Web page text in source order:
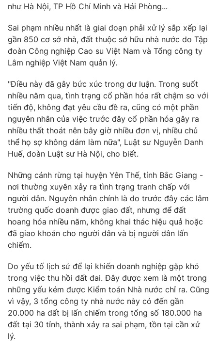
Video Shorts video
VTV Sức khoẻ Bất động sản
Thị trường 24h Tấm lòng Việt
VTV4 Vươn mình bằng AI
VTV9 VTV8
Liên hệ tòa soạn English
THỜI BÁO VTV
Theo dõi báo trên
Cơ quan chủ quản:Đài Truyền hình Việt Nam
Cơ quan báo chí:
như Hà Nội, TP Hồ Chí Minh và Hải Phòng...
Sai phạm nhiều nhất là giai đoạn phải xử lý sắp xếp lại
gần 850 cơ sở nhà, đất thuộc sở hữu nhà nước do Tập
đoàn Công nghiệp Cao su Việt Nam và Tổng công ty
Lâm nghiệp Việt Nam quản lý.
"Điều này đã gây bức xúc trong dư luận. Trong suốt
nhiều năm qua, tình trạng cổ phần hóa rất chậm so với
tiến độ, không đạt yêu cầu đề ra, cũng có một phần
nguyên nhân của việc trước đây cổ phần hóa gây ra
nhiều thất thoát nên bây giờ nhiều đơn vị, nhiều chủ
thể họ sợ không dám làm nữa", Luật sư Nguyễn Danh
Huế, đoàn Luật sư Hà Nội, cho biết.
Những cánh rừng tại huyện Yên Thế, tỉnh Bắc Giang -
nơi thường xuyên xảy ra tình trạng tranh chấp với
người dân. Nguyên nhân chính là do trước đây các lâm
trường quốc doanh được giao đất, nhưng để đất
hoang hóa nhiều năm, không khai thác hiệu quả hoặc
đã giao khoán cho người dân và bị người dân lấn
chiếm.
Do yếu tố lịch sử để lại khiến doanh nghiệp gặp khó
trong việc thu hồi đất đai. Đây được xem là một trong
những yếu kém được Kiểm toán Nhà nước chỉ ra. Cũng
vì vậy, 3 tổng công ty nhà nước này có đến gần
20.000 ha đất bị lấn chiếm trong tổng số 180.000 ha
đất tại 30 tỉnh, thành xảy ra sai phạm, tồn tại cần xử
lý.